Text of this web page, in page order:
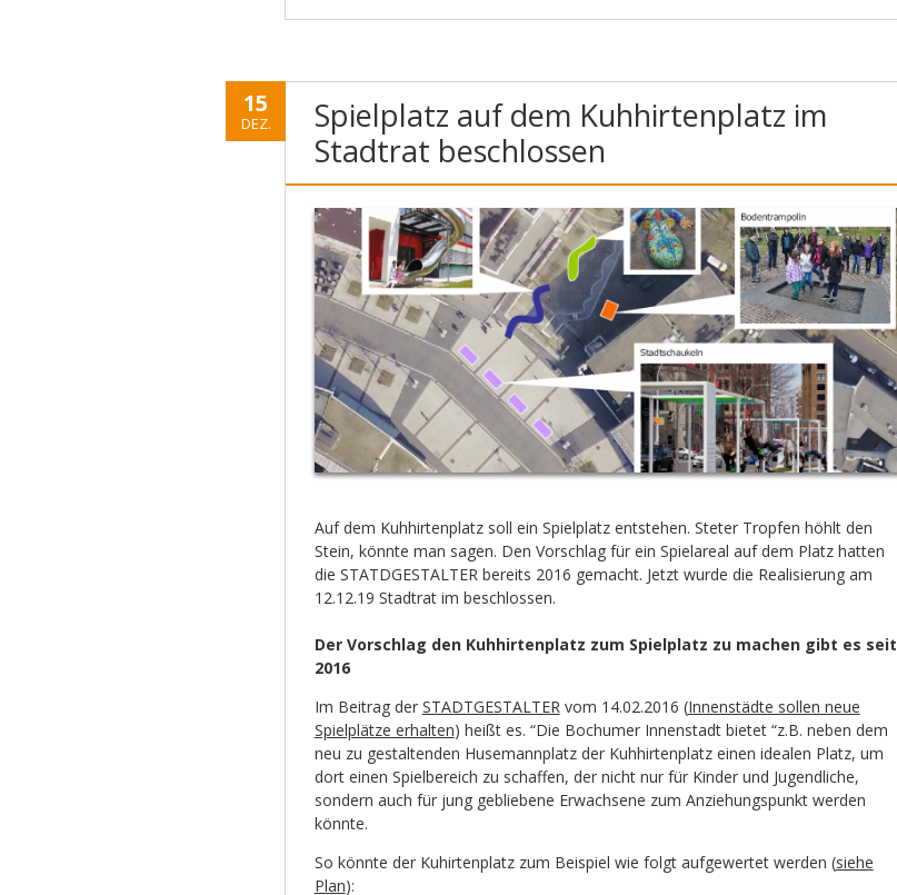
15
DEZ.
Spielplatz auf dem Kuhhirtenplatz im
Stadtrat beschlossen
Auf dem Kuhhirtenplatz soll ein Spielplatz entstehen. Steter Tropfen höhlt den
Stein, könnte man sagen. Den Vorschlag für ein Spielareal auf dem Platz hatten
die STATDGESTALTER bereits 2016 gemacht. Jetzt wurde die Realisierung am
12.12.19 Stadtrat im beschlossen.
Der Vorschlag den Kuhhirtenplatz zum Spielplatz zu machen gibt es seit
2016
Im Beitrag der STADTGESTALTERvom 14.02.2016 (Innenstädte sollen neue
Spielplätze erhalten) heißt es. “Die Bochumer Innenstadt bietet “z.B. neben dem
neu zu gestaltenden Husemannplatz der Kuhhirtenplatz einen idealen Platz, um
dort einen Spielbereich zu schaffen, der nicht nur für Kinder und Jugendliche,
sondern auch für jung gebliebene Erwachsene zum Anziehungspunkt werden
könnte.
So könnte der Kuhirtenplatz zum Beispiel wie folgt aufgewertet werden (siehe
Plan):